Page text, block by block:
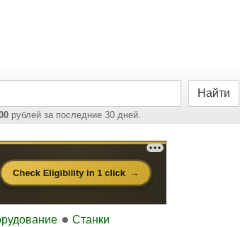
рублей за последние 30 дней.
Найти
Станки